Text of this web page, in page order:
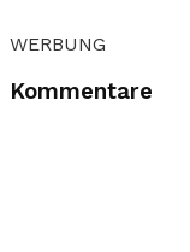
WERBUNG
Kommentare